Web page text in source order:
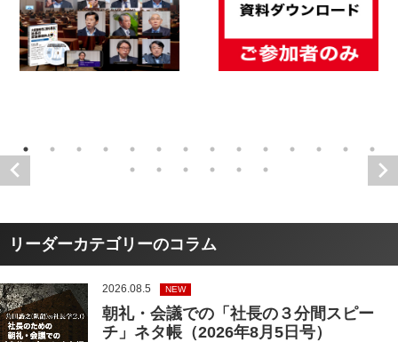
リーダーカテゴリーのコラム
2026.08.5 NEW
朝礼・会議での「社長の３分間スピー
チ」ネタ帳（2026年8月5日号）